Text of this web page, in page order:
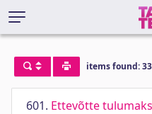
items found:
601. Ettevõtte